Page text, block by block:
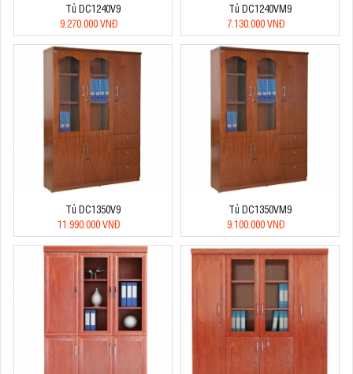
Tủ DC1240V9
9.270.000 VNĐ
Tủ DC1240VM9
7.130.000 VNĐ
Tủ DC1350V9
11.990.000 VNĐ
Tủ DC1350VM9
9.100.000 VNĐ